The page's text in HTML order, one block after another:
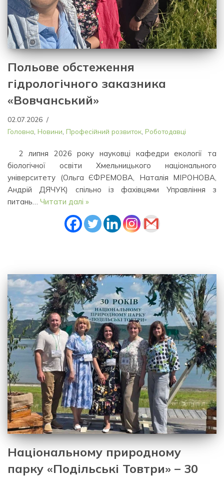
Польове обстеження
гідрологічного заказника
«Вовчанський»
02.07.2026
Головна Новини Професійний розвиток Роботодавці
2 липня 2026 року науковці кафедри екології та
біологічної освіти Хмельницького національного
університету (Ольга ЄФРЕМОВА, Наталія МІРОНОВА,
Андрій ДЯЧУК) спільно із фахівцями Управління з
питань… Читати далі »
Національному природному
парку «Подільські Товтри» – 30